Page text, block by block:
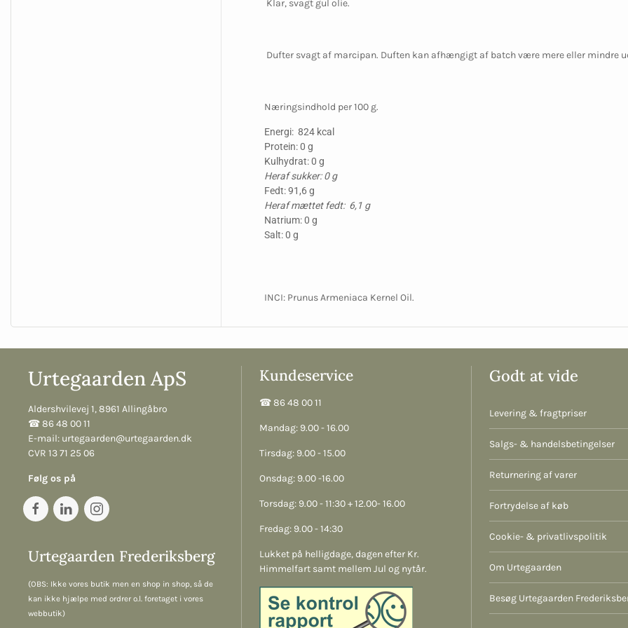
Klar, svagt gul olie.
Dufter svagt af marcipan. Duften kan afhængigt af batch være mere eller mindre
Næringsindhold per 100 g.
Energi: 824 kcal
Protein: 0 g
Kulhydrat: 0 g
Heraf sukker: 0 g
Fedt: 91,6 g
Heraf mættet fedt: 6,1 g
Natrium: 0 g
Salt: 0 g
INCI: Prunus Armeniaca Kernel Oil.
Urtegaarden ApS
Aldershvilevej 1, 8961 Allingåbro
☎︎ 86 48 00 11
E-mail: urtegaarden@urtegaarden.dk
CVR 13 71 25 06
Følg os på
Urtegaarden Frederiksberg
(OBS: Ikke vores butik men en shop in shop, så de
kan ikke hjælpe med ordrer o.l. foretaget i vores
webbutik)
Kundeservice
☎︎ 86 48 00 11
Mandag: 9.00 - 16.00
Tirsdag: 9.00 - 15.00
Onsdag: 9.00 -16.00
Torsdag: 9.00 - 11:30 + 12.00- 16.00
Fredag: 9.00 - 14:30
Lukket på helligdage, dagen efter Kr.
Himmelfart samt mellem Jul og nytår.
Godt at vide
Levering & fragtpriser
Salgs- & handelsbetingelser
Returnering af varer
Fortrydelse af køb
Cookie- & privatlivspolitik
Om Urtegaarden
Besøg Urtegaarden